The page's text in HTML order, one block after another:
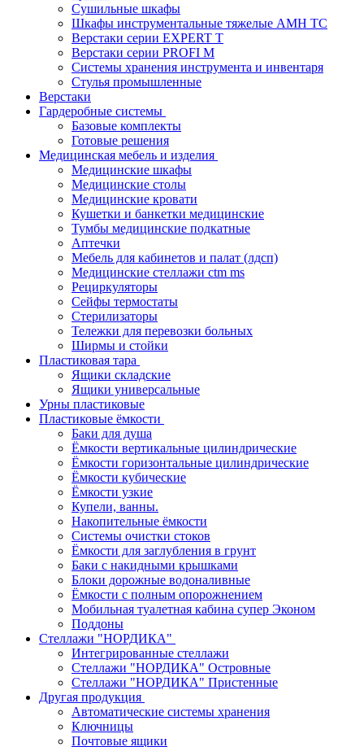
Cушильные шкафы
Шкафы инструментальные тяжелые AMH TC
Верстаки серии EXPERT T
Верстаки серии PROFI M
Системы хранения инструмента и инвентаря
Стулья промышленные
Верстаки
Гардеробные системы
Базовые комплекты
Готовые решения
Медицинская мебель и изделия
Медицинские шкафы
Медицинские столы
Медицинские кровати
Кушетки и банкетки медицинские
Тумбы медицинские подкатные
Аптечки
Мебель для кабинетов и палат (лдсп)
Медицинские стеллажи ctm ms
Рециркуляторы
Сейфы термостаты
Стерилизаторы
Тележки для перевозки больных
Ширмы и стойки
Пластиковая тара
Ящики складские
Ящики универсальные
Урны пластиковые
Пластиковые ёмкости
Баки для душа
Ёмкости вертикальные цилиндрические
Ёмкости горизонтальные цилиндрические
Ёмкости кубические
Ёмкости узкие
Купели, ванны.
Накопительные ёмкости
Системы очистки стоков
Ёмкости для заглубления в грунт
Баки с накидными крышками
Блоки дорожные водоналивные
Ёмкости с полным опорожнением
Мобильная туалетная кабина супер Эконом
Поддоны
Стеллажи "НОРДИКА"
Интегрированные стеллажи
Стеллажи "НОРДИКА" Островные
Стеллажи "НОРДИКА" Пристенные
Другая продукция
Автоматические системы хранения
Ключницы
Почтовые ящики